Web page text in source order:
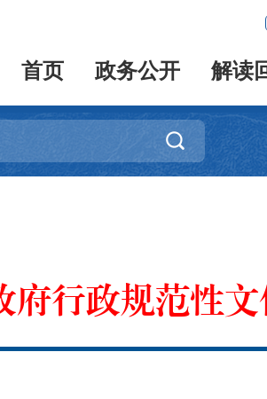
首页 政务公开 解读

府行政规范性